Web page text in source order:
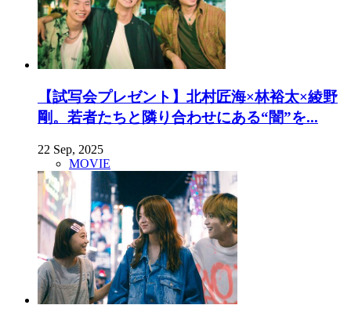
【試写会プレゼント】北村匠海×林裕太×綾野
剛。若者たちと隣り合わせにある“闇”を...
22 Sep, 2025
MOVIE